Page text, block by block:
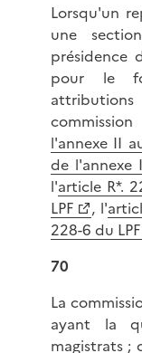
Lorsqu'un
une
présidence
pour le
l'annexe II
de l'annexe
l'article R*.
LPF
, l'
228-6 du LPF
70
La
ayant la
magistrats ;